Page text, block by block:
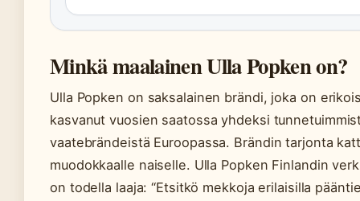
Minkä maalainen Ulla Popken on?
Ulla Popken on saksalainen brändi, joka on
kasvanut vuosien saatossa yhdeksi
vaatebrändeistä Euroopassa. Brändin tarjonta
muodokkaalle naiselle. Ulla Popken Finlandin
on todella laaja: “Etsitkö mekkoja erilaisilla